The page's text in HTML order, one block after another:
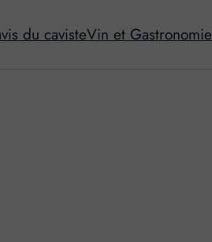
du cavisteVin et Gastronomie